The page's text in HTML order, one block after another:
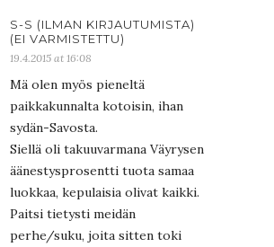
S-S (ILMAN KIRJAUTUMISTA)
(EI VARMISTETTU)
19.4.2015 at 16:08
Mä olen myös pieneltä
paikkakunnalta kotoisin, ihan
sydän-Savosta.
Siellä oli takuuvarmana Väyrysen
äänestysprosentti tuota samaa
luokkaa, kepulaisia olivat kaikki.
Paitsi tietysti meidän
perhe/suku, joita sitten toki